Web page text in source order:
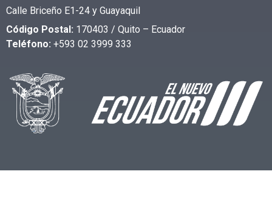
Calle Briceño E1-24 y Guayaquil
Código Postal: 170403 / Quito – Ecuador
Teléfono: +593 02 3999 333